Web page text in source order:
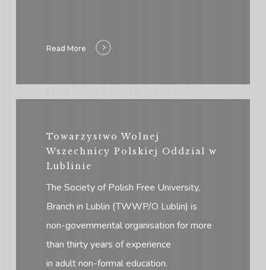
Read More
Towarzystwo Wolnej
Wszechnicy Polskiej Oddzial w
Lublinie
The Society of Polish Free University,
Branch in Lublin (TWWP/O Lublin) is
non-governmental organisation for more
than thirty years of experience
in adult non-formal education.